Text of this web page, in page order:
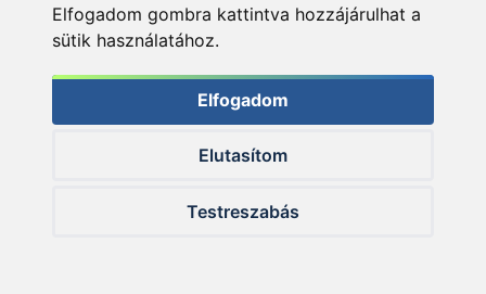
Elfogadom gombra kattintva hozzájárulhat a
sütik használatához.
Elfogadom
Elutasítom
Testreszabás
Kosárba
Ft